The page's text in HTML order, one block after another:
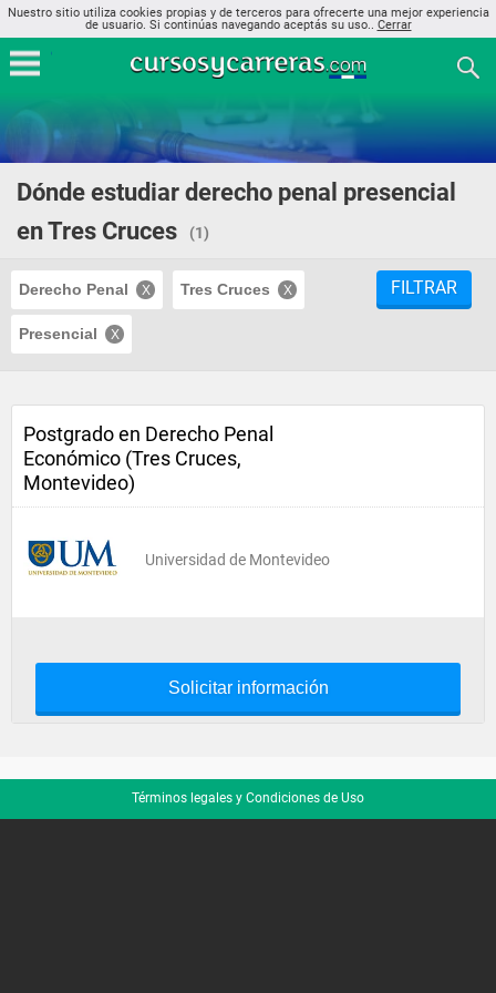
Nuestro sitio utiliza cookies propias y de terceros para ofrecerte una mejor experiencia
de usuario. Si continúas navegando aceptás su uso.. Cerrar
Dónde estudiar derecho penal presencial
en Tres Cruces
(1)
Derecho Penal Tres Cruces
Presencial
FILTRAR
Postgrado en Derecho Penal
Económico (Tres Cruces,
Montevideo)
Universidad de Montevideo
Solicitar información
Términos legales y Condiciones de Uso